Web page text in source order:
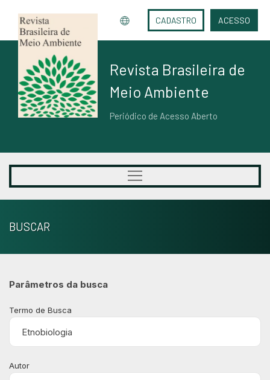
CADASTRO ACESSO
Revista Brasileira de
Meio Ambiente
Periódico de Acesso Aberto
BUSCAR
Parâmetros da busca
Termo de Busca
Autor